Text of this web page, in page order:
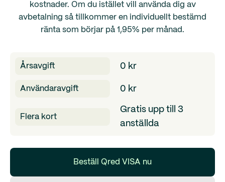
kostnader. Om du istället vill använda dig av
avbetalning så tillkommer en individuellt bestämd
ränta som börjar på 1,95% per månad.
Årsavgift
Användaravgift
Flera kort
0 kr
0 kr
Gratis upp till 3
anställda
Beställ Qred VISA nu